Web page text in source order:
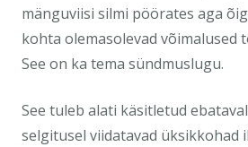
mänguviisi silmi pöörates aga
kohta olemasolevad võimalused
See on ka tema sündmuslugu.
See tuleb alati käsitletud
selgitusel viidatavad üksikkohad